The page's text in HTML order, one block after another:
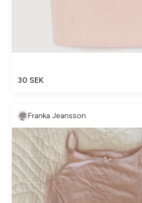
30 SEK
Franka Jeansson